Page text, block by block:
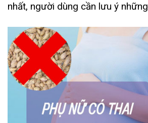
nhất, người dùng cần lưu ý